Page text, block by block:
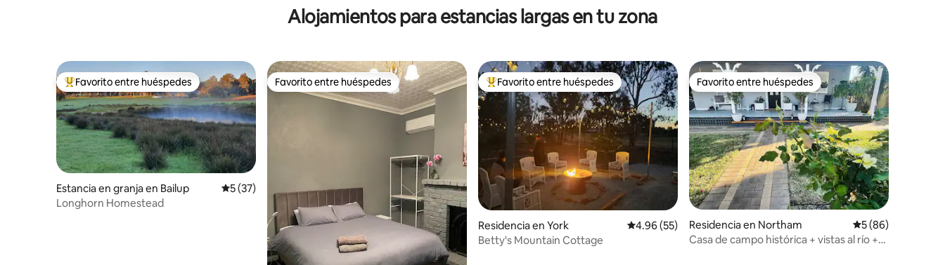
Alojamientos para estancias largas en tu zona
De los mejores en Favorito entre huéspedes
Favorito entre huéspedes
Estancia en granja en Bailup Calificación promedio: 5 de 5; 37 evaluaciones
5 (37)
Longhorn Homestead
Favorito entre huéspedes
Favorito entre huéspedes De los mejores en Favorito entre huéspedes
Favorito entre huéspedes
Residencia en York Calificación promedio: 4.96 de 5; 55 evaluaciones
4.96 (55)
Betty's Mountain Cottage
Favorito entre huéspedes
Favorito entre huéspedes
Residencia en Northam Calificación
5 (86)
Casa de campo histórica + vistas al río +